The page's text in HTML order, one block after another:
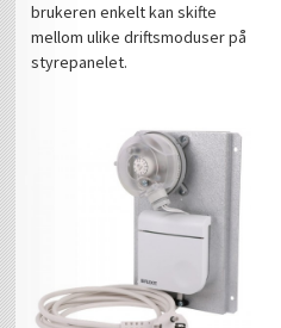
brukeren enkelt kan skifte
mellom ulike driftsmoduser på
styrepanelet.